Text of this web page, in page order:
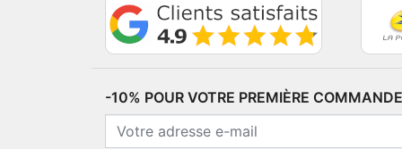
-10% POUR VOTRE PREMIÈRE